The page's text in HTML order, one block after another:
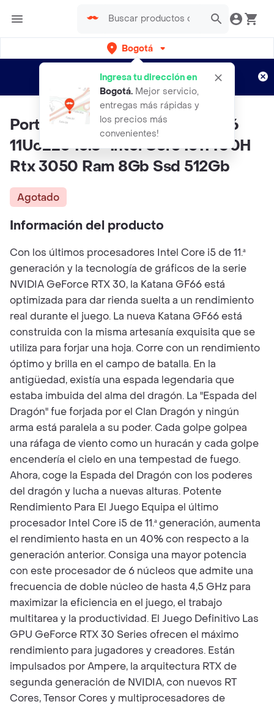
Bogotá
Ingresa tu dirección en
Bogotá. Mejor servicio,
entregas más rápidas y
los precios más
convenientes!
envíos gratis por semanas
Aplican TyC
Portatil Gamer Msi Katana Gf66
11Uc223 15.6" Intel Core I511400H
Rtx 3050 Ram 8Gb Ssd 512Gb
Agotado
Información del producto
Con los últimos procesadores Intel Core i5 de 11.ª
generación y la tecnología de gráficos de la serie
NVIDIA GeForce RTX 30, la Katana GF66 está
optimizada para dar rienda suelta a un rendimiento
real durante el juego. La nueva Katana GF66 está
construida con la misma artesanía exquisita que se
utiliza para forjar una hoja. Corre con un rendimiento
óptimo y brilla en el campo de batalla. En la
antigüedad, existía una espada legendaria que
estaba imbuida del alma del dragón. La "Espada del
Dragón" fue forjada por el Clan Dragón y ningún
arma está paralela a su poder. Cada golpe golpea
una ráfaga de viento como un huracán y cada golpe
encendería el cielo en una tempestad de fuego.
Ahora, coge la Espada del Dragón con los poderes
del dragón y lucha a nuevas alturas. Potente
Rendimiento Para El Juego Equipa el último
procesador Intel Core i5 de 11.ª generación, aumenta
el rendimiento hasta en un 40% con respecto a la
generación anterior. Consiga una mayor potencia
con este procesador de 6 núcleos que admite una
frecuencia de doble núcleo de hasta 4,5 GHz para
maximizar la eficiencia en el juego, el trabajo
multitarea y la productividad. El Juego Definitivo Las
GPU GeForce RTX 30 Series ofrecen el máximo
rendimiento para jugadores y creadores. Están
impulsados ​​por Ampere, la arquitectura RTX de
segunda generación de NVIDIA, con nuevos RT
Cores, Tensor Cores y multiprocesadores de